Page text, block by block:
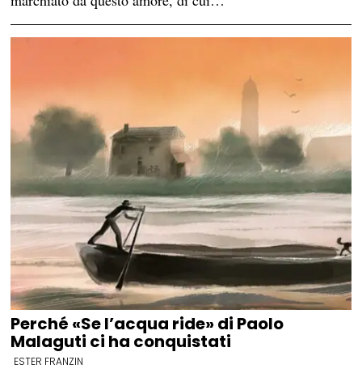
Perché «Se l’acqua ride» di Paolo
Malaguti ci ha conquistati
ESTER FRANZIN